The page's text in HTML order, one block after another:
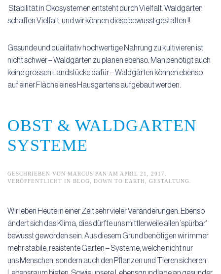
Stabilität in Ökosystemen entsteht durch Vielfalt. Waldgärten
schaffen Vielfalt, und wir können diese bewusst gestalten !!
Gesunde und qualitativ hochwertige Nahrung zu kultivieren ist
nicht schwer – Waldgärten zu planen ebenso. Man benötigt auch
keine grossen Landstücke dafür – Waldgärten können ebenso
auf einer Fläche eines Hausgartens aufgebaut werden.
OBST & WALDGARTEN
SYSTEME
GESCHRIEBEN VON MARCUS PAN AM APRIL 21, 2017
VERÖFFENTLICHT IN BLOG DOWN TO EARTH GESTALTUNG
Wir leben Heute in einer Zeit sehr vieler Veränderungen. Ebenso
ändert sich das Klima, dies dürfte uns mittlerweile allen ’spürbar‘
bewusst geworden sein. Aus diesem Grund benötigen wir immer
mehr stabile, resistente Garten – Systeme, welche nicht nur
uns Menschen, sondern auch den Pflanzen und Tieren sicheren